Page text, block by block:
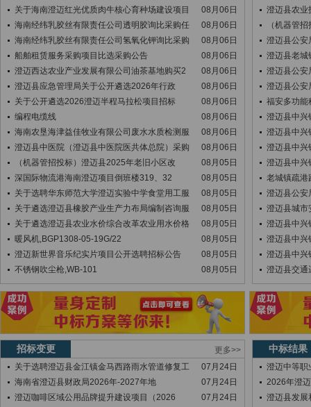
关于海南澄迈红光优质肉牛核心育种场建设项目
08月06日
海南经纬乳胶丝有限责任公司透明胶询比采购任
08月06日
海南经纬乳胶丝有限责任公司氢氧化钾询比采购
08月06日
船舶租赁服务采购项目比选采购公告
08月06日
澄迈西达农业产业发展有限公司油茶基地购买2
08月06日
澄迈县应急管理局关于公开遴选2026年行政
08月06日
关于公开遴选2026澄迈半程马拉松项目招标
08月06日
编程电缆线
08月06日
海南农垦海津益佳牧业有限公司废水水质检测服
08月06日
澄迈县中医院（澄迈县中医院医共体总院）采购
08月06日
（机器管招投标）澄迈县2025年老旧小区改
08月05日
深国际物流港海南澄迈项目倒班楼319、32
08月05日
关于选聘华东师范大学澄迈实验中学食堂用工服
08月05日
关于遴选澄迈县橡胶产业生产力布局编制咨询服
08月05日
关于遴选澄迈县农业水价综合改革农业用水价格
08月05日
暖风机,BGP1308-05-19G/22
08月05日
澄迈新世界音乐纪实片项目公开选聘招标公告
08月05日
不锈钢吹尘枪,WB-101
08月05日
澄迈县农业
（机器管
澄迈县公安
澄迈县老城
澄迈县公安
澄迈县公安
福安多功能
澄迈县中兴
澄迈县中兴
澄迈县中
澄迈县中
老城镇疏
澄迈县公
澄迈县城市
澄迈县中
澄迈县中兴
澄迈县中
澄迈县交
招标变更
更多>>
关于选聘澄迈县金江镇金马西路雨水管道修复工
07月24日
海南省澄迈县财政局2026年-2027年地
07月24日
澄迈咖啡区域公用品牌提升建设项目（2026
07月24日
中标结果
澄迈中等职
2026年澄
澄迈县发